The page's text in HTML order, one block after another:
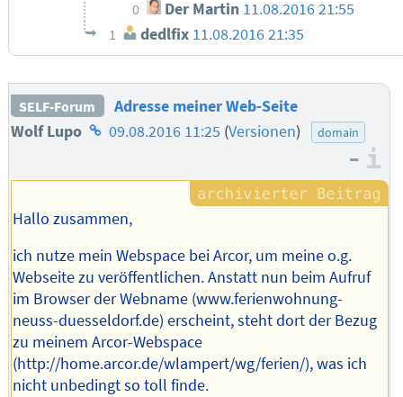
0 Der Martin 11.08.2016 21:55
1 dedlfix 11.08.2016 21:35
SELF-Forum
Adresse meiner Web-Seite
Wolf Lupo Homepage
Autors
09.08.2016 11:25 (Versionen) domain
–
Hallo zusammen,
ich nutze mein Webspace bei Arcor, um meine o.g.
Webseite zu veröffentlichen. Anstatt nun beim Aufruf
im Browser der Webname (www.ferienwohnung-
neuss-duesseldorf.de) erscheint, steht dort der Bezug
zu meinem Arcor-Webspace
(http://home.arcor.de/wlampert/wg/ferien/), was ich
nicht unbedingt so toll finde.